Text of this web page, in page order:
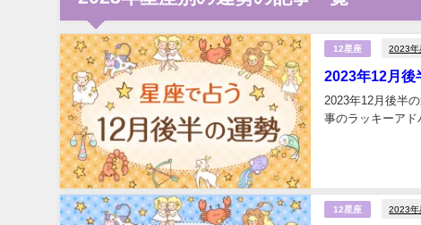
12星座 2023年
2023年12月後
2023年12月後半
事のラッキーアド
12星座 2023年